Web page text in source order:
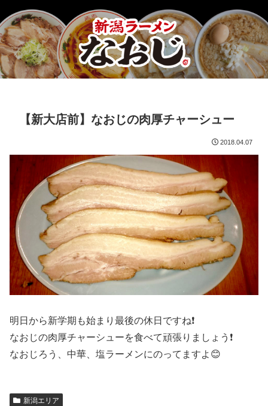
【新大店前】なおじの肉厚チャーシュー
2018.04.07
明日から新学期も始まり最後の休日ですね❗
なおじの肉厚チャーシューを食べて頑張りましょう❗
なおじろう、中華、塩ラーメンにのってますよ😊
新潟エリア